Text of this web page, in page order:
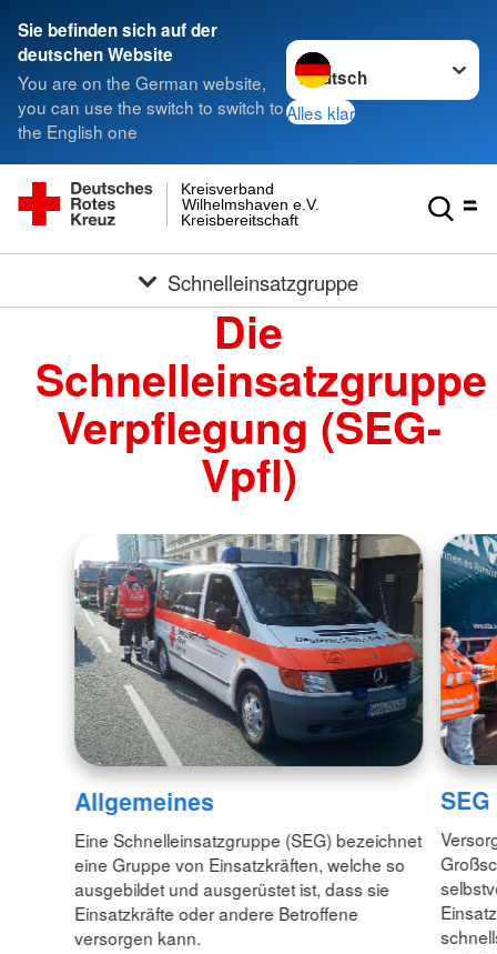
Sie befinden sich auf der
deutschen Website
You are on the German website,
you can use the switch to switch to
the English one
Sprache wechseln zu
Alles klar
Kreisbereitschaft
Wilhelmshaven e.V.
Kreisverband
Schnelleinsatzgruppe
Die
Schnelleinsatzgruppe
Verpflegung (SEG-
Vpfl)
Allgemeines
Eine Schnelleinsatzgruppe (SEG) bezeichnet
eine Gruppe von Einsatzkräften, welche so
ausgebildet und ausgerüstet ist, dass sie
Einsatzkräfte oder andere Betroffene
versorgen kann.